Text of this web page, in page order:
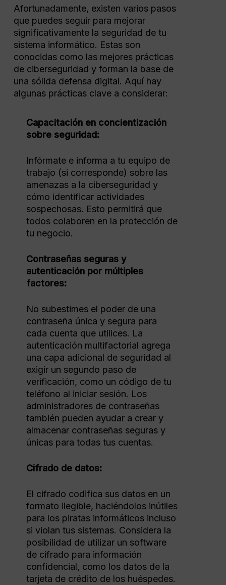
Afortunadamente, existen varios pasos
que puedes seguir para mejorar
significativamente la seguridad de tu
sistema informático. Estas son
conocidas como las mejores prácticas
de ciberseguridad y forman la base de
una sólida defensa digital. Aquí hay
algunas prácticas clave a considerar:
Capacitación en concientización
sobre seguridad:
Infórmate e informa a tu equipo de
trabajo (si corresponde) sobre las
amenazas a la ciberseguridad y
cómo identificar actividades
sospechosas. Esto permitirá que
todos colaboren en la protección de
tu negocio.
Contraseñas seguras y
autenticación por múltiples
factores:
No subestimes el poder de una
contraseña única y segura para
cada cuenta que utilices. La
autenticación multifactorial agrega
una capa adicional de seguridad al
exigir un segundo paso de
verificación, como un código de tu
teléfono al iniciar sesión. Los
administradores de contraseñas
también pueden ayudar a crear y
almacenar contraseñas seguras y
únicas para todas tus cuentas.
Cifrado de datos:
El cifrado codifica sus datos en un
formato ilegible, haciéndolos inútiles
para los piratas informáticos incluso
si violan tus sistemas. Considera la
posibilidad de utilizar un software
de cifrado para información
confidencial, como los datos de la
tarjeta de crédito de los huéspedes.